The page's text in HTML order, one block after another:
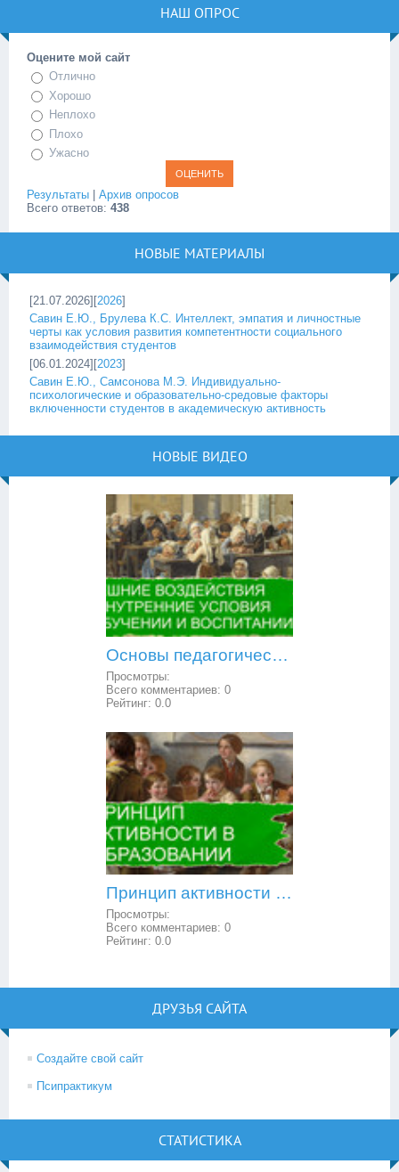
НАШ ОПРОС
Оцените мой сайт
Отлично
Хорошо
Неплохо
Плохо
Ужасно
Результаты
Архив опросов
Всего ответов: 438
НОВЫЕ МАТЕРИАЛЫ
[21.07.2026][2026]
Савин Е.Ю., Брулева К.С. Интеллект, эмпатия и личностные
черты как условия развития компетентности социального
взаимодействия студентов
[06.01.2024][2023]
Савин Е.Ю., Самсонова М.Э. Индивидуально-
психологические и образовательно-средовые факторы
включенности студентов в академическую активность
НОВЫЕ ВИДЕО
Основы педагогической психологии: внешние воздействия и внутренние условия в обучении и воспитании
Просмотры:
Всего комментариев: 0
Рейтинг: 0.0
Принцип активности в образовании
Просмотры:
Всего комментариев: 0
Рейтинг: 0.0
ДРУЗЬЯ САЙТА
Создайте свой сайт
Псипрактикум
СТАТИСТИКА